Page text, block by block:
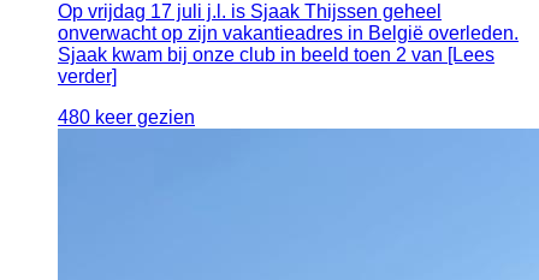
Op vrijdag 17 juli j.l. is Sjaak Thijssen geheel
onverwacht op zijn vakantieadres in België overleden.
Sjaak kwam bij onze club in beeld toen 2 van [Lees
verder]
480 keer gezien